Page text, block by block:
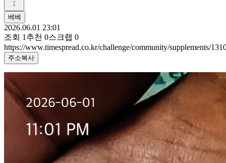
베베
2026.06.01 23:01
조회 1 추천 0스크랩 0
https://www.timespread.co.kr/challenge/community/supplements/
주소복사